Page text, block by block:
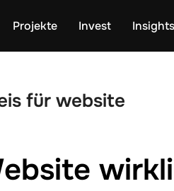
Projekte Invest Insights
für website